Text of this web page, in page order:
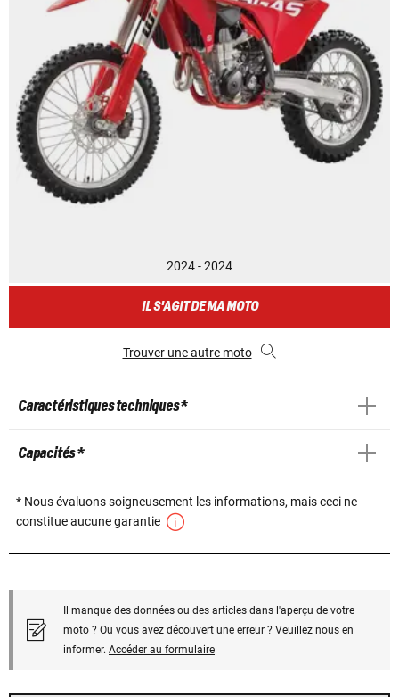
2024 - 2024
IL S'AGIT DE MA MOTO
Trouver une autre moto
Caractéristiques techniques *
Capacités *
* Nous évaluons soigneusement les informations, mais ceci ne
constitue aucune garantie
Il manque des données ou des articles dans l'aperçu de votre
moto ? Ou vous avez découvert une erreur ? Veuillez nous en
informer. Accéder au formulaire